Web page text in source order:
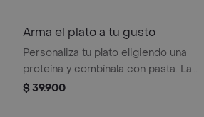
Arma el plato a tu gusto
Personaliza tu plato eligiendo una
proteína y combínala con pasta. La
imagen muestra pollo con salsa verde
$ 39.900